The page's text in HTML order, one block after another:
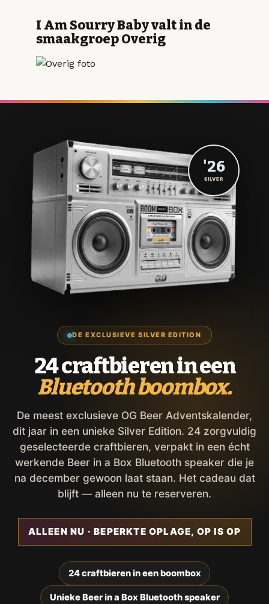
I Am Sourry Baby valt in de
smaakgroep Overig
DE EXCLUSIEVE SILVER EDITION
24 craftbieren in een
Bluetooth boombox.
De meest exclusieve OG Beer Adventskalender,
dit jaar in een unieke Silver Edition. 24 zorgvuldig
geselecteerde craftbieren, verpakt in een écht
werkende Beer in a Box Bluetooth speaker die je
na december gewoon laat staan. Het cadeau dat
blijft — alleen nu te reserveren.
ALLEEN NU · BEPERKTE OPLAGE, OP IS OP
24 craftbieren in een boombox
Unieke Beer in a Box Bluetooth speaker
'26
SILVER